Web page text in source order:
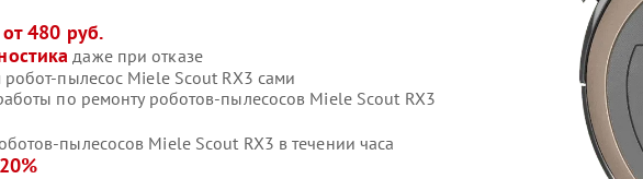
от 480 руб.
даже при отказе
пылесос Miele Scout RX3 сами
по ремонту роботов-пылесосов Miele Scout RX3
пылесосов Miele Scout RX3 в течении часа
20%